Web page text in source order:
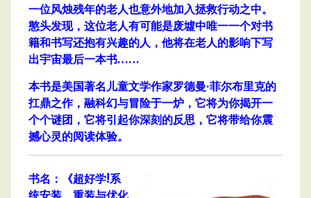
一位风烛残年的老人也意外地加入拯救行动之中。
憨头发现，这位老人有可能是废墟中唯一一个对书
籍和书写还抱有兴趣的人，他将在老人的影响下写
出宇宙最后一本书……
本书是美国著名儿童文学作家罗德曼·菲尔布里克的
扛鼎之作，融科幻与冒险于一炉，它将为你揭开一
个个谜团，它将引起你深刻的反思，它将带给你震
撼心灵的阅读体验。
书名：《超好学!系
统安装、重装与优化